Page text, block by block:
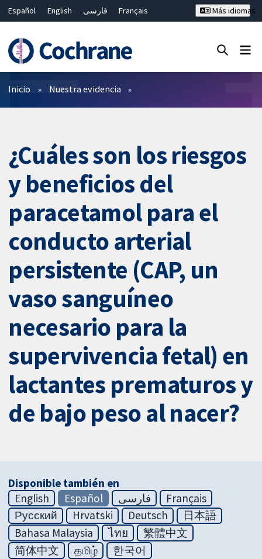
Español English فارسی
Français
Bahasa Malaysia
ไทย 繁體中文
Más idiomas
Filtros
Inicio Nuestra evidencia
¿Cuáles son los riesgos
y beneficios del
paracetamol para el
conducto arterial
persistente (CAP, un
vaso sanguíneo
necesario para la
supervivencia fetal) en
lactantes prematuros y
de bajo peso al nacer?
Disponible también en
English
Español فارسی
Français
Русский
Hrvatski Deutsch
日本語
Bahasa Malaysia
ไทย
繁體中文
简体中文
தமிழ்
한국어